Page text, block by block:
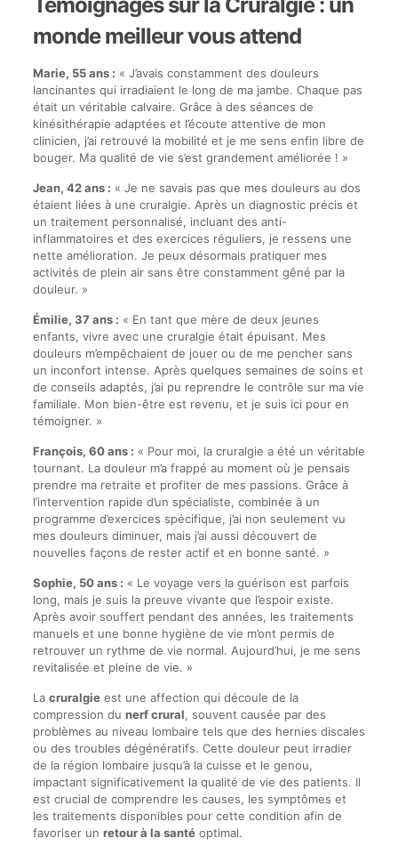
monde meilleur vous attend
Marie, 55 ans : « J’avais constamment des douleurs
lancinantes qui irradiaient le long de ma jambe. Chaque pas
était un véritable calvaire. Grâce à des séances de
kinésithérapie adaptées et l’écoute attentive de mon
clinicien, j’ai retrouvé la mobilité et je me sens enfin libre de
bouger. Ma qualité de vie s’est grandement améliorée ! »
Jean, 42 ans : « Je ne savais pas que mes douleurs au dos
étaient liées à une cruralgie. Après un diagnostic précis et
un traitement personnalisé, incluant des anti-
inflammatoires et des exercices réguliers, je ressens une
nette amélioration. Je peux désormais pratiquer mes
activités de plein air sans être constamment gêné par la
douleur. »
Émilie, 37 ans : « En tant que mère de deux jeunes
enfants, vivre avec une cruralgie était épuisant. Mes
douleurs m’empêchaient de jouer ou de me pencher sans
un inconfort intense. Après quelques semaines de soins et
de conseils adaptés, j’ai pu reprendre le contrôle sur ma vie
familiale. Mon bien-être est revenu, et je suis ici pour en
témoigner. »
François, 60 ans : « Pour moi, la cruralgie a été un véritable
tournant. La douleur m’a frappé au moment où je pensais
prendre ma retraite et profiter de mes passions. Grâce à
l’intervention rapide d’un spécialiste, combinée à un
programme d’exercices spécifique, j’ai non seulement vu
mes douleurs diminuer, mais j’ai aussi découvert de
nouvelles façons de rester actif et en bonne santé. »
Sophie, 50 ans : « Le voyage vers la guérison est parfois
long, mais je suis la preuve vivante que l’espoir existe.
Après avoir souffert pendant des années, les traitements
manuels et une bonne hygiène de vie m’ont permis de
retrouver un rythme de vie normal. Aujourd’hui, je me sens
revitalisée et pleine de vie. »
La cruralgieest une affection qui découle de la
compression du nerf crural, souvent causée par des
problèmes au niveau lombaire tels que des hernies discales
ou des troubles dégénératifs. Cette douleur peut irradier
de la région lombaire jusqu’à la cuisse et le genou,
impactant significativement la qualité de vie des patients. Il
est crucial de comprendre les causes, les symptômes et
les traitements disponibles pour cette condition afin de
favoriser un retour à la santéoptimal.